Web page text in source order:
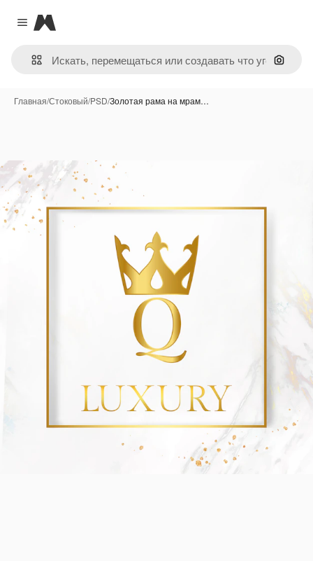
Close menu
Magnific
Поиск
Главная/Стоковый/PSD/Золотая рама на мрам…